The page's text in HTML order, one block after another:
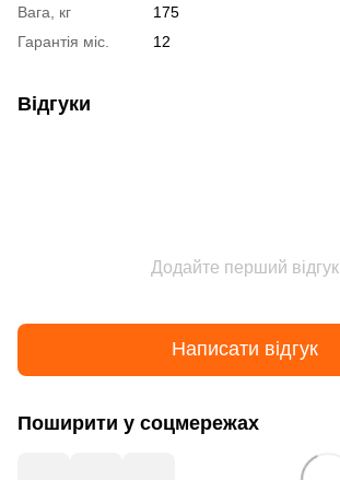
Вага, кг
175
Гарантія міс.
12
Відгуки
Додайте перший відгук
Написати відгук
Поширити у соцмережах